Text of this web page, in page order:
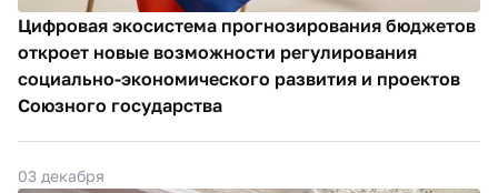
Цифровая экосистема прогнозирования бюджетов
откроет новые возможности регулирования
социально-экономического развития и проектов
Союзного государства
03 декабря